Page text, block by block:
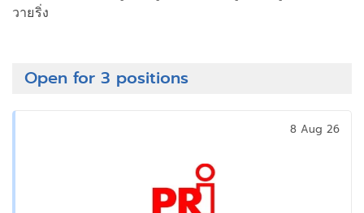
วายริ่ง
Open for 3 positions
8 Aug 26